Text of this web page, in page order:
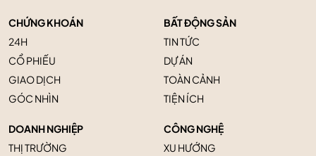
CHỨNG KHOÁN
24H
CỔ PHIẾU
GIAO DỊCH
GÓC NHÌN
BẤT ĐỘNG SẢN
TIN TỨC
DỰ ÁN
TOÀN CẢNH
TIỆN ÍCH
DOANH NGHIỆP
THỊ TRƯỜNG
CÔNG NGHỆ
XU HƯỚNG